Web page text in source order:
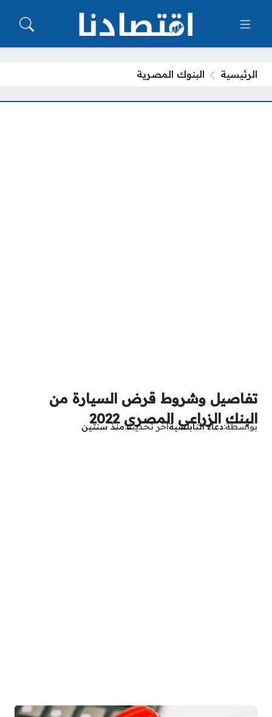
الرئيسية البنوك المصرية
تفاصيل وشروط قرض السيارة من
البنك الزراعي المصري 2022
بواسطةدعاء النابلسيةآخر تحديث منذ سنتين